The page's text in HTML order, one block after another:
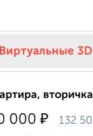
Виртуальные
000 ₽ 132